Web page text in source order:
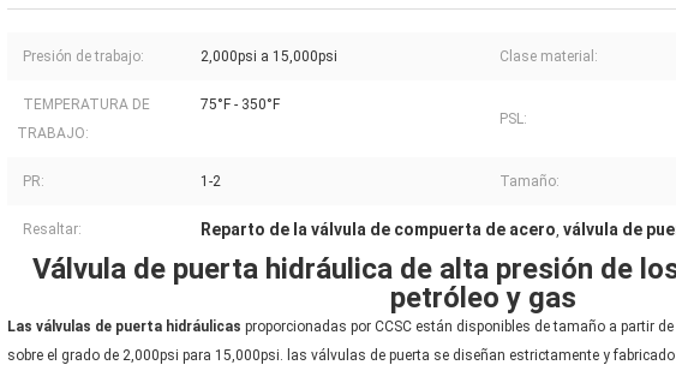
Presión de trabajo: 2,000psi a 15,000psi Clase material:
TEMPERATURA DE
TRABAJO:
75°F - 350°F
PSL:
PR: 1-2 Tamaño:
Resaltar: Reparto de la válvula de compuerta de acero, válvula de
Válvula de puerta hidráulica de alta presión de
petróleo y gas
Las válvulas de puerta hidráulicas proporcionadas por CCSC están disponibles de tamaño a partir
sobre el grado de 2,000psi para 15,000psi. las válvulas de puerta se diseñan estrictamente y fabricado